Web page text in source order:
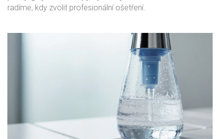
radíme, kdy zvolit profesionální ošetření.